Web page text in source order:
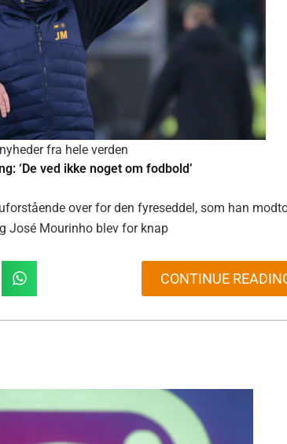
fra hele verden
‘De ved ikke noget om fodbold’
over for den fyreseddel, som han
José Mourinho blev for knap
CONTINUE